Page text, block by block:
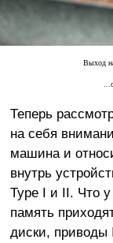
Выход
Теперь
на себя
машина и
внутрь
Type I и II. Что
память
диски, приводы